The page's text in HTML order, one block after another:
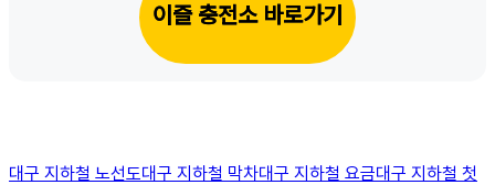
이즐 충전소 바로가기
대구 지하철 노선도대구 지하철 막차대구 지하철 요금대구 지하철 첫